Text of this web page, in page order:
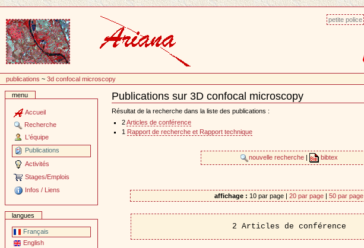
contenu
petite police
publications ~3d confocal microscopy
menu
Accueil
Recherche
L'équipe
Publications
Activités
Stages/Emplois
Infos / Liens
langues
Français
English
Publications sur 3D confocal microscopy
Document
Actions
Résultat de la recherche dans la liste des publications :
2Articles de conférence
1
Rapport de recherche et Rapport technique
nouvelle recherche bibtex
affichage : 10 par page | 20 par page | 50 par page
2 Articles de conférence